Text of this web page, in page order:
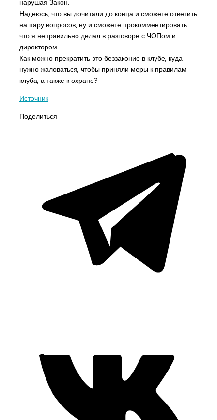
нарушая Закон.
Надеюсь, что вы дочитали до конца и сможете ответить
на пару вопросов, ну и сможете прокомментировать
что я неправильно делал в разговоре с ЧОПом и
директором:
Как можно прекратить это беззаконие в клубе, куда
нужно жаловаться, чтобы приняли меры к правилам
клуба, а также к охране?
Источник
Поделиться